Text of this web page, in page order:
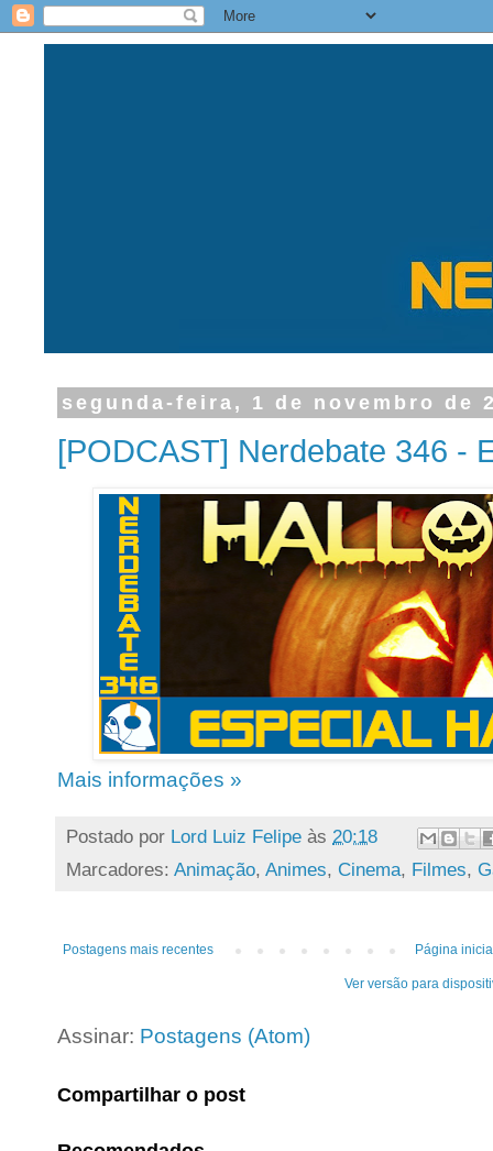
segunda-feira, 1 de novembro de
[PODCAST] Nerdebate 346 -
Mais informações »
Postado por Lord Luiz Felipe às 20:18
Marcadores: Animação, Animes, Cinema, Filmes,
Postagens mais recentes Página
Ver versão para
Assinar: Postagens (Atom)
Compartilhar o post